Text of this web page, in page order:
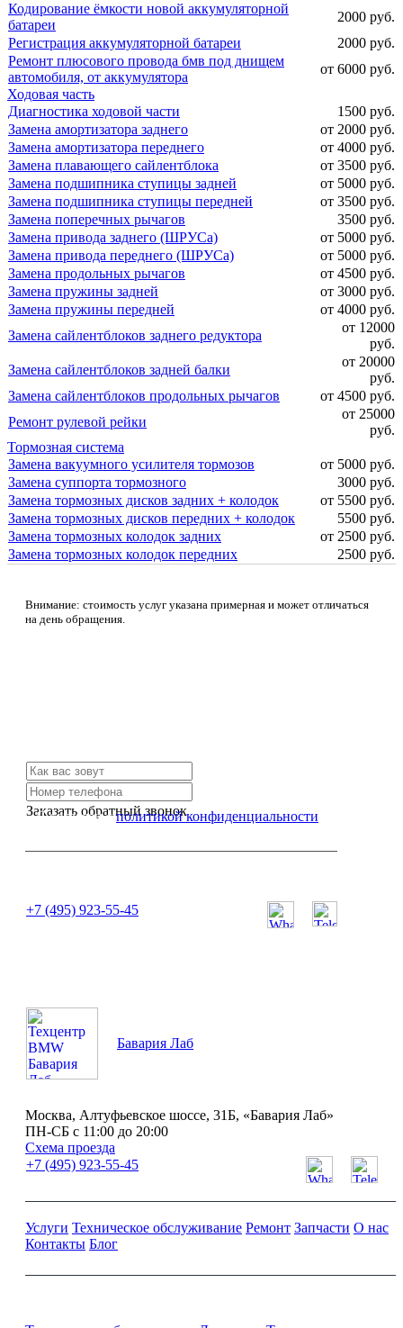
Кодирование ёмкости новой аккумуляторной
батареи
2000 руб.
Регистрация аккумуляторной батареи
2000 руб.
Ремонт плюсового провода бмв под днищем
автомобиля, от аккумулятора
от 6000 руб.
Ходовая часть
Диагностика ходовой части
1500 руб.
Замена амортизатора заднего
от 2000 руб.
Замена амортизатора переднего
от 4000 руб.
Замена плавающего сайлентблока
от 3500 руб.
Замена подшипника ступицы задней
от 5000 руб.
Замена подшипника ступицы передней
от 3500 руб.
Замена поперечных рычагов
3500 руб.
Замена привода заднего (ШРУСа)
от 5000 руб.
Замена привода переднего (ШРУСа)
от 5000 руб.
Замена продольных рычагов
от 4500 руб.
Замена пружины задней
от 3000 руб.
Замена пружины передней
от 4000 руб.
Замена сайлентблоков заднего редуктора
от 12000
руб.
Замена сайлентблоков задней балки
от 20000
руб.
Замена сайлентблоков продольных рычагов
от 4500 руб.
Ремонт рулевой рейки
от 25000
руб.
Тормозная система
Замена вакуумного усилителя тормозов
от 5000 руб.
Замена суппорта тормозного
3000 руб.
Замена тормозных дисков задних + колодок
от 5500 руб.
Замена тормозных дисков передних + колодок
5500 руб.
Замена тормозных колодок задних
от 2500 руб.
Замена тормозных колодок передних
2500 руб.
Внимание: стоимость услуг указана примерная и может отличаться
на день обращения.
Заказать обратный звонок
Я согласен сполитикой конфиденциальности
+7 (495) 923-55-45
Бавария Лаб
Москва, Алтуфьевское шоссе, 31Б, «Бавария Лаб»
ПН-СБ с 11:00 до 20:00
Схема проезда
+7 (495) 923-55-45
Услуги Техническое обслуживание Ремонт Запчасти О нас
Контакты Блог